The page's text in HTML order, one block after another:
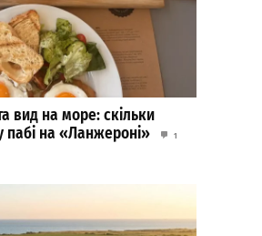
вид на море: скільки
пабі на «Ланжероні»
1